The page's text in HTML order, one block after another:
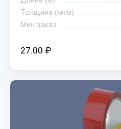
Толщина (мкм)
Мин.заказ
27.00 ₽